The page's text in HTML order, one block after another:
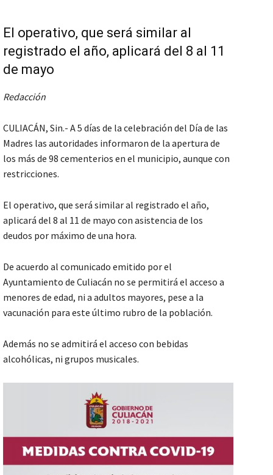
El operativo, que será similar al
registrado el año, aplicará del 8 al 11
de mayo
Redacción
CULIACÁN, Sin.- A 5 días de la celebración del Día de las
Madres las autoridades informaron de la apertura de
los más de 98 cementerios en el municipio, aunque con
restricciones.
El operativo, que será similar al registrado el año,
aplicará del 8 al 11 de mayo con asistencia de los
deudos por máximo de una hora.
De acuerdo al comunicado emitido por el
Ayuntamiento de Culiacán no se permitirá el acceso a
menores de edad, ni a adultos mayores, pese a la
vacunación para este último rubro de la población.
Además no se admitirá el acceso con bebidas
alcohólicas, ni grupos musicales.